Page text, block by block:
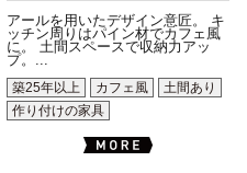
アールを用いたデザイン意匠。 キ
ッチン周りはパイン材でカフェ風
に。 土間スペースで収納力アッ
プ。...
築25年以上
カフェ風
土間あり
作り付けの家具